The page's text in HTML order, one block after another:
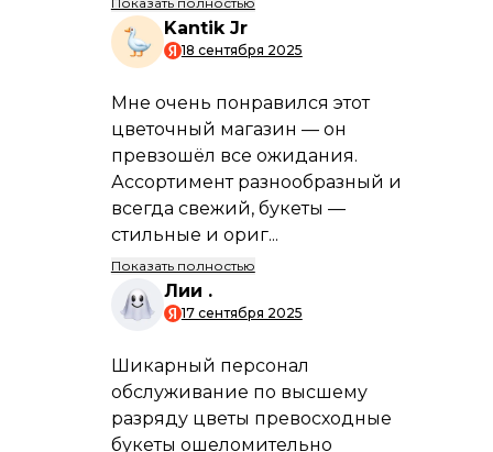
Условия
оплаты
Информация по
способам и условиям
и сроки доставки
Способы
доставки
Подробнее